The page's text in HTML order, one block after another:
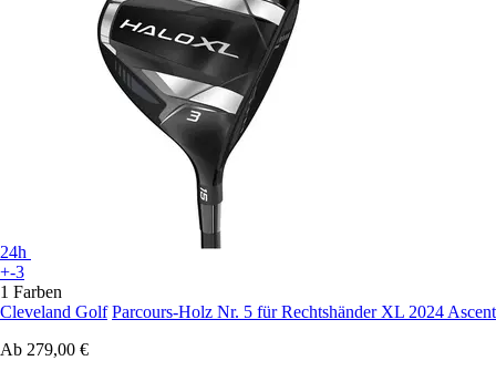
24h
+-3
1 Farben
Cleveland Golf Parcours-Holz Nr. 5 für Rechtshänder XL 2024 Ascent
Ab 279,00 €